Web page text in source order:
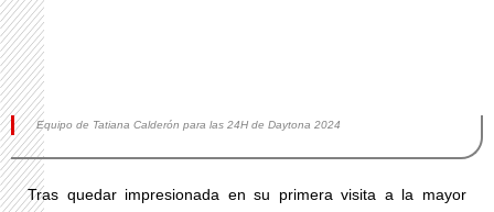
Equipo de Tatiana Calderón para las 24H de Daytona 2024
Tras quedar impresionada en su primera visita a la mayor